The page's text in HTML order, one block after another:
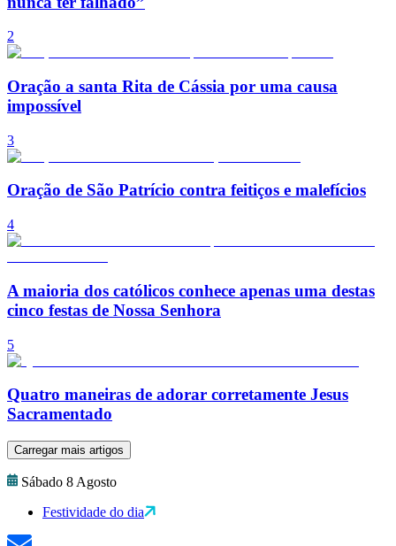
2
Oração a santa Rita de Cássia por uma causa
impossível
3
Oração de São Patrício contra feitiços e malefícios
4
A maioria dos católicos conhece apenas uma destas
cinco festas de Nossa Senhora
5
Quatro maneiras de adorar corretamente Jesus
Sacramentado
Carregar mais artigos
Sábado 8 Agosto
Festividade do dia